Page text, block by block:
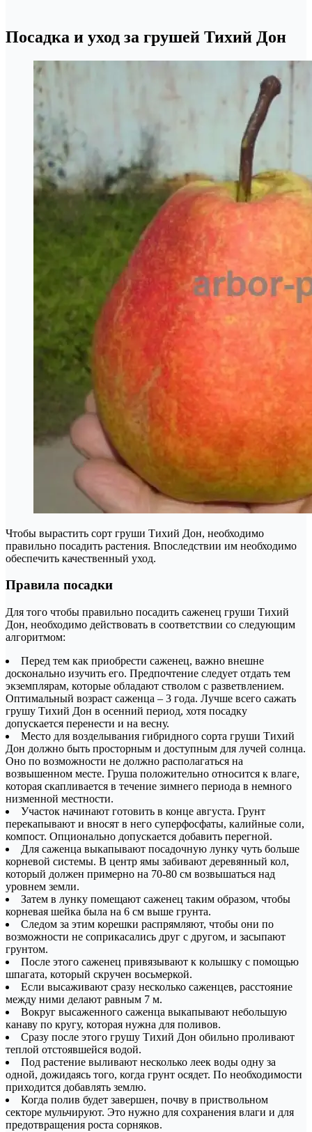
Посадка и уход за грушей Тихий Дон
Чтобы вырастить сорт груши Тихий Дон, необходимо
правильно посадить растения. Впоследствии им необходимо
обеспечить качественный уход.
Правила посадки
Для того чтобы правильно посадить саженец груши Тихий
Дон, необходимо действовать в соответствии со следующим
алгоритмом:
Перед тем как приобрести саженец, важно внешне
досконально изучить его. Предпочтение следует отдать тем
экземплярам, которые обладают стволом с разветвлением.
Оптимальный возраст саженца – 3 года. Лучше всего сажать
грушу Тихий Дон в осенний период, хотя посадку
допускается перенести и на весну.
Место для возделывания гибридного сорта груши Тихий
Дон должно быть просторным и доступным для лучей солнца.
Оно по возможности не должно располагаться на
возвышенном месте. Груша положительно относится к влаге,
которая скапливается в течение зимнего периода в немного
низменной местности.
Участок начинают готовить в конце августа. Грунт
перекапывают и вносят в него суперфосфаты, калийные соли,
компост. Опционально допускается добавить перегной.
Для саженца выкапывают посадочную лунку чуть больше
корневой системы. В центр ямы забивают деревянный кол,
который должен примерно на 70-80 см возвышаться над
уровнем земли.
Затем в лунку помещают саженец таким образом, чтобы
корневая шейка была на 6 см выше грунта.
Следом за этим корешки распрямляют, чтобы они по
возможности не соприкасались друг с другом, и засыпают
грунтом.
После этого саженец привязывают к колышку с помощью
шпагата, который скручен восьмеркой.
Если высаживают сразу несколько саженцев, расстояние
между ними делают равным 7 м.
Вокруг высаженного саженца выкапывают небольшую
канаву по кругу, которая нужна для поливов.
Сразу после этого грушу Тихий Дон обильно проливают
теплой отстоявшейся водой.
Под растение выливают несколько леек воды одну за
одной, дожидаясь того, когда грунт осядет. По необходимости
приходится добавлять землю.
Когда полив будет завершен, почву в приствольном
секторе мульчируют. Это нужно для сохранения влаги и для
предотвращения роста сорняков.